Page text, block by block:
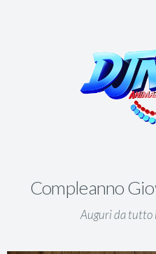
Compleanno
Auguri da tutto